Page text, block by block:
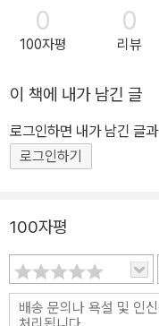
0
100자평
0
리뷰
이 책에 내가 남긴 글
로그인하면 내가 남긴 글
로그인하기
100자평